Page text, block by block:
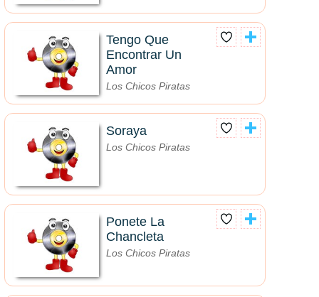
Tengo Que
Encontrar Un
Amor
Los Chicos Piratas
Soraya
Los Chicos Piratas
Ponete La
Chancleta
Los Chicos Piratas